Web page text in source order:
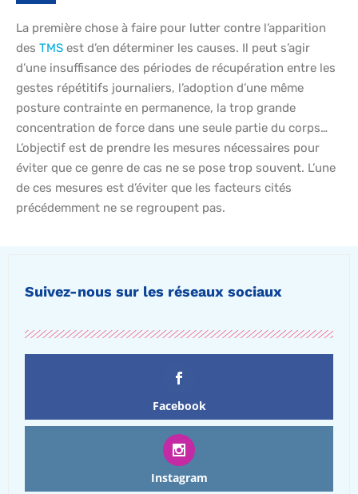
La première chose à faire pour lutter contre l’apparition
des TMS est d’en déterminer les causes. Il peut s’agir
d’une insuffisance des périodes de récupération entre les
gestes répétitifs journaliers, l’adoption d’une même
posture contrainte en permanence, la trop grande
concentration de force dans une seule partie du corps…
L’objectif est de prendre les mesures nécessaires pour
éviter que ce genre de cas ne se pose trop souvent. L’une
de ces mesures est d’éviter que les facteurs cités
précédemment ne se regroupent pas.
Suivez-nous sur les réseaux sociaux
Facebook
Instagram